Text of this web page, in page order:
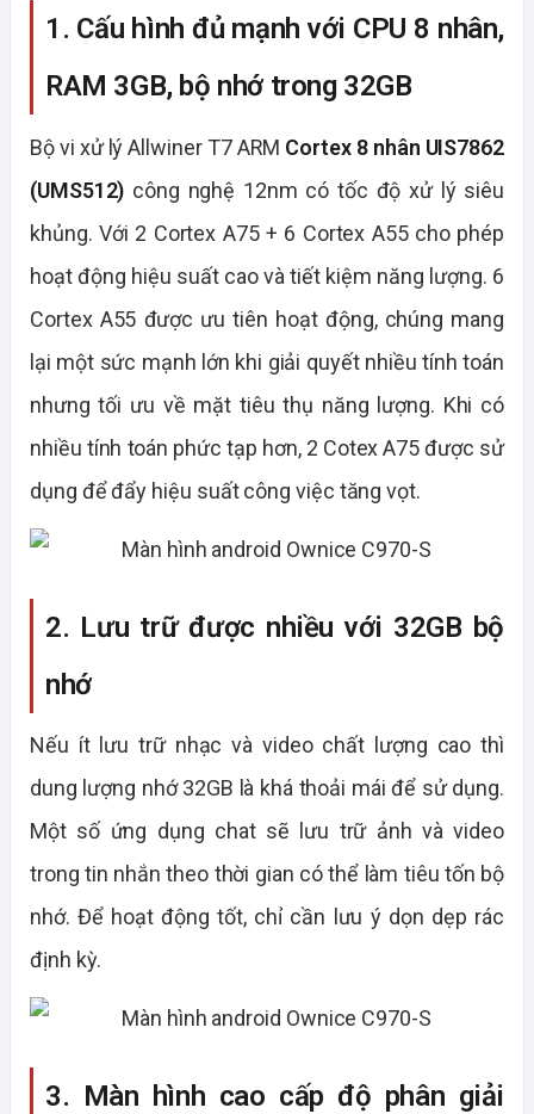
1. Cấu hình đủ mạnh với CPU 8 nhân,
RAM 3GB, bộ nhớ trong 32GB
Bộ vi xử lý Allwiner T7 ARM Cortex 8 nhân UIS7862
(UMS512) công nghệ 12nm có tốc độ xử lý siêu
khủng. Với 2 Cortex A75 + 6 Cortex A55 cho phép
hoạt động hiệu suất cao và tiết kiệm năng lượng. 6
Cortex A55 được ưu tiên hoạt động, chúng mang
lại một sức mạnh lớn khi giải quyết nhiều tính toán
nhưng tối ưu về mặt tiêu thụ năng lượng. Khi có
nhiều tính toán phức tạp hơn, 2 Cotex A75 được sử
dụng để đẩy hiệu suất công việc tăng vọt.
2. Lưu trữ được nhiều với 32GB bộ
nhớ
Nếu ít lưu trữ nhạc và video chất lượng cao thì
dung lượng nhớ 32GB là khá thoải mái để sử dụng.
Một số ứng dụng chat sẽ lưu trữ ảnh và video
trong tin nhắn theo thời gian có thể làm tiêu tốn bộ
nhớ. Để hoạt động tốt, chỉ cần lưu ý dọn dẹp rác
định kỳ.
3. Màn hình cao cấp độ phân giải